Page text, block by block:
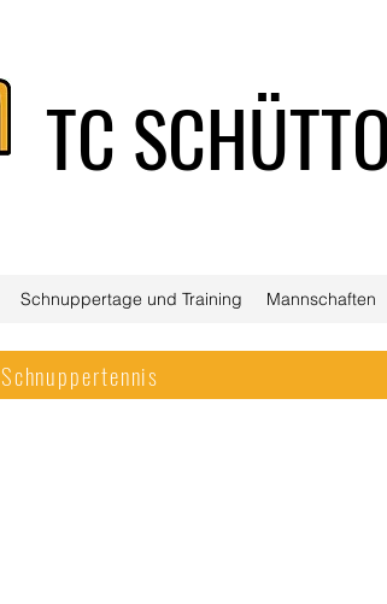
TC
Schnuppertage und Training Mannschaften
Schnuppertennis